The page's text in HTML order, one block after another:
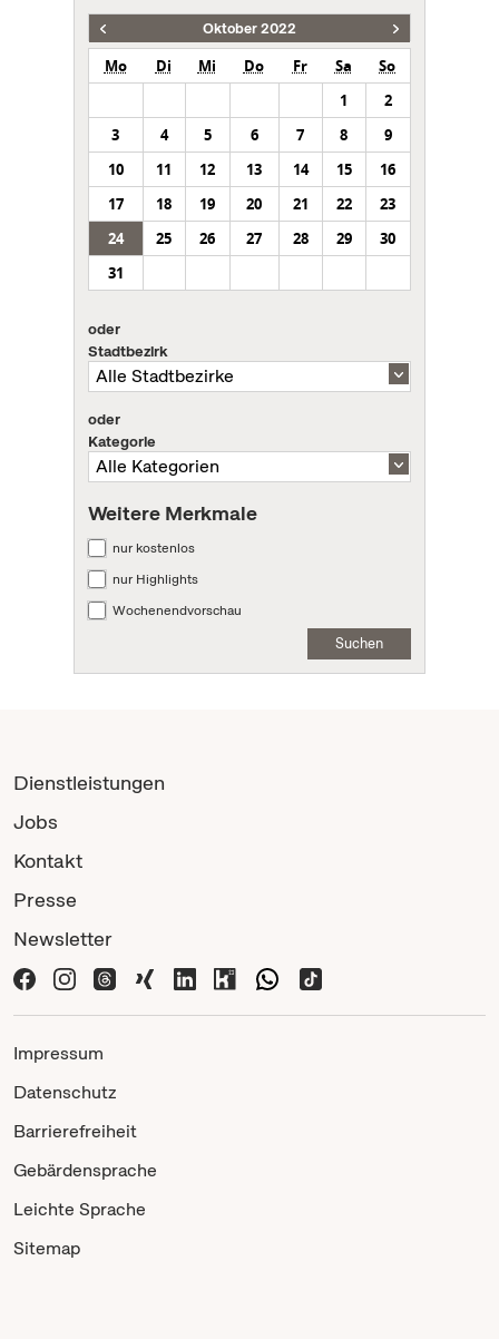
Oktober 2022
Mo Di Mi Do Fr Sa
So
1
2
3
4 5 6 7 8
9
10
11 12 13 14 15
16
17
18 19 20 21 22
23
24
25 26 27 28 29
30
31
oder
Stadtbezirk
oder
Kategorie
Weitere Merkmale
nur kostenlos
nur Highlights
Wochenendvorschau
Suchen
Dienstleistungen
Jobs
Kontakt
Presse
Newsletter
Impressum
Datenschutz
Barrierefreiheit
Gebärdensprache
Leichte Sprache
Sitemap